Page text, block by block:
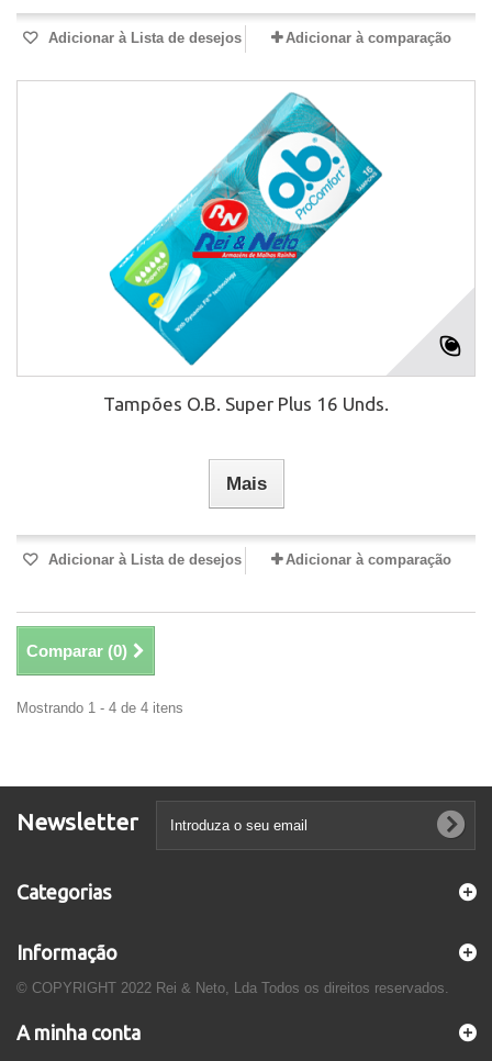
Adicionar à Lista de desejos Adicionar à comparação
Tampões O.B. Super Plus 16 Unds.
Mais
Adicionar à Lista de desejos Adicionar à comparação
Comparar (0)
Mostrando 1 - 4 de 4 itens
Newsletter
Categorias
Informação
© COPYRIGHT 2022 Rei & Neto, Lda Todos os direitos reservados.
A minha conta